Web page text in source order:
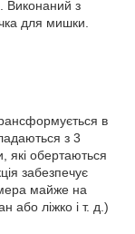
Виконаний з
для мишки.
в
з 3
які обертаються
забезпечує
майже на
або ліжко і т. д.)